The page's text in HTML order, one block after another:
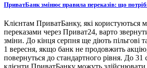
ПриватБанк змінює правила переказів: що
Клієнтам ПриватБанку, які користуються
переказами через Приват24, варто
зміни. До кінця серпня ще діють пільгові
1 вересня, якщо банк не продовжить акцію,
повернуться до стандартного рівня. До 31
клієнти ПриватБанку можуть здійснювати